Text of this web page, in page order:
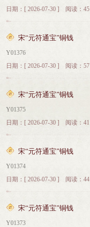
日期：[ 2026-07-30 ] 阅读：45
宋“元符通宝”铜钱
Y01376
日期：[ 2026-07-30 ] 阅读：57
宋“元符通宝”铜钱
Y01375
日期：[ 2026-07-30 ] 阅读：41
宋“元符通宝”铜钱
Y01374
日期：[ 2026-07-30 ] 阅读：44
宋“元符通宝”铜钱
Y01373